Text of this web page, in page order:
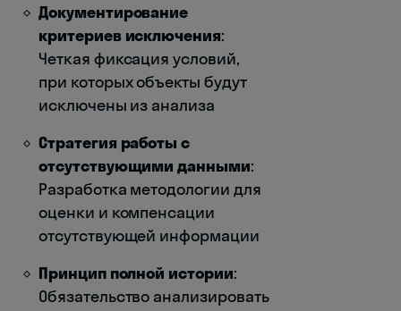
Документирование
критериев исключения:
Четкая фиксация условий,
при которых объекты будут
исключены из анализа
Стратегия работы с
отсутствующими данными:
Разработка методологии для
оценки и компенсации
отсутствующей информации
Принцип полной истории:
Обязательство анализировать